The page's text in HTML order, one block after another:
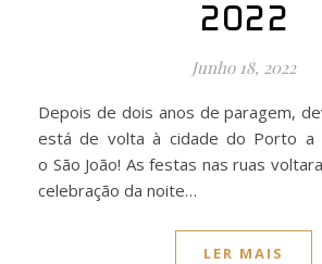
2022
Junho 18, 2022
Depois de dois anos de paragem, devido à pandemia,
está de volta à cidade do Porto a
o São João! As festas nas ruas
celebração da noite…
LER MAIS